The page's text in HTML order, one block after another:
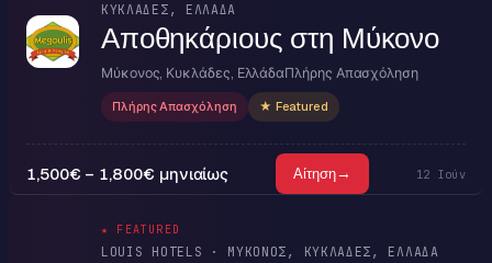
ΚΥΚΛΆΔΕΣ, ΕΛΛΆΔΑ
Αποθηκάριους στη Μύκονο
Μύκονος, Κυκλάδες, ΕλλάδαΠλήρης Απασχόληση
Πλήρης Απασχόληση ★ Featured
1,500€ – 1,800€ μηνιαίως Αίτηση→ 12 Ιούν
★ FEATURED
LOUIS HOTELS · ΜΎΚΟΝΟΣ, ΚΥΚΛΆΔΕΣ, ΕΛΛΆΔΑ